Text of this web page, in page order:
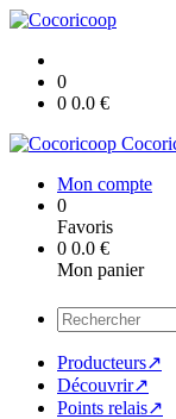
0
0 0.0 €
Mon compte
0
Favoris
0 0.0 €
Mon panier
Producteurs↗
Découvrir↗
Points relais↗